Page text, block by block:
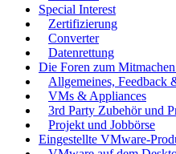
Special Interest
Zertifizierung
Converter
Datenrettung
Die Foren zum
Allgemeines, Feedback
VMs & Appliances
3rd Party Zubehör und
Projekt und Jobbörse
Eingestellte VMware-